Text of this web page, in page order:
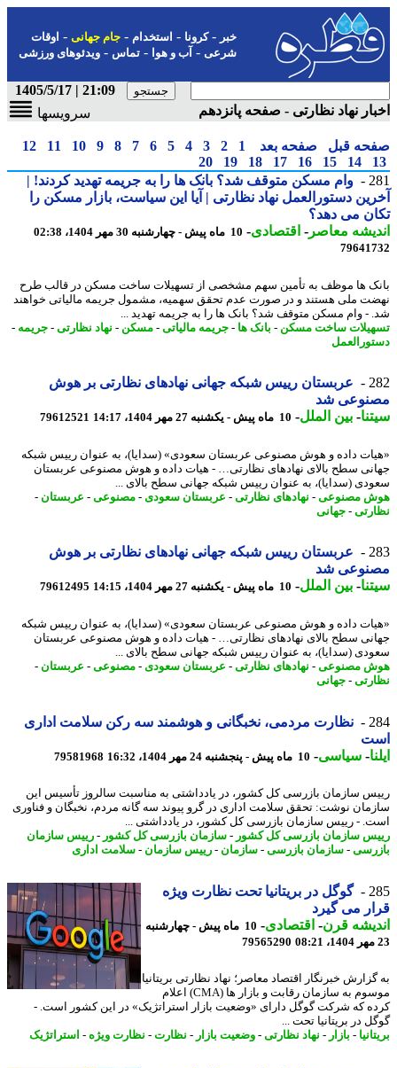
-کرونا-استخدام- جام جهانی-اوقات
شرعی-آب و هوا-تماس-ویدئوهای ورزشی
21:09 | 1405/5/17
نهاد نظارتی - صفحه پانزدهم
سرویسها
قبل صفحه بعد 1
2
3
4
5
6
7
8
9
10
11
12
14
15
16
17
18
19
20
وام مسکن متوقف شد؟ بانک ها را به جریمه تهدید کردند! |
دستورالعمل نهاد نظارتی | آیا این سیاست، بازار مسکن را
می دهد؟
معاصر-اقتصادی-10 ماه پیش - چهارشنبه 30 مهر 1404، 02:38
ها موظف به تأمین سهم مشخصی از تسهیلات ساخت مسکن در قالب طرح
ملی هستند و در صورت عدم تحقق سهمیه، مشمول جریمه مالیاتی خواهند
- وام مسکن متوقف شد؟ بانک ها را به جریمه تهدید ...
ساخت مسکن-بانک ها- جریمه مالیاتی-مسکن-نهاد نظارتی-جریمه-
عربستان رییس شبکه جهانی نهادهای نظارتی بر هوش
شد
-بین الملل-10 ماه پیش - یکشنبه 27 مهر 1404، 14:17 79612521
داده و هوش مصنوعی عربستان سعودی» (سدایا)، به عنوان رییس شبکه
سطح بالای نهادهای نظارتی… - هیات داده و هوش مصنوعی عربستان
(سدایا)، به عنوان رییس شبکه جهانی سطح بالای ...
مصنوعی-نهادهای نظارتی-عربستان سعودی-مصنوعی-عربستان-
-جهانی
عربستان رییس شبکه جهانی نهادهای نظارتی بر هوش
شد
-بین الملل-10 ماه پیش - یکشنبه 27 مهر 1404، 14:15 79612495
داده و هوش مصنوعی عربستان سعودی» (سدایا)، به عنوان رییس شبکه
سطح بالای نهادهای نظارتی… - هیات داده و هوش مصنوعی عربستان
(سدایا)، به عنوان رییس شبکه جهانی سطح بالای ...
مصنوعی-نهادهای نظارتی-عربستان سعودی-مصنوعی-عربستان-
-جهانی
نظارت مردمی، نخبگانی و هوشمند سه رکن سلامت اداری
-سیاسی-10 ماه پیش - پنجشنبه 24 مهر 1404، 16:32 79581968
سازمان بازرسی کل کشور، در یادداشتی به مناسبت سالروز تأسیس این
نوشت: تحقق سلامت اداری در گرو پیوند سه گانه مردم، نخبگان و فناوری
- رییس سازمان بازرسی کل کشور، در یادداشتی ...
سازمان بازرسی کل کشور-سازمان بازرسی کل کشور-رییس سازمان
-سازمان بازرسی -سازمان -رییس سازمان -سلامت اداری
گوگل در بریتانیا تحت نظارت ویژه
می گیرد
قرن- اقتصادی-
10 ماه پیش - چهارشنبه
79565290
خبرنگار اقتصاد معاصر؛ نهاد نظارتی بریتانیا
موسوم به سازمان رقابت و بازار ها (CMA) اعلام
که شرکت گوگل دارای «وضعیت بازار استراتژیک» در این کشور است. -
در بریتانیا تحت ...
-بازار - نهاد نظارتی-وضعیت بازار - نظارت- نظارت ویژه -استراتژیک